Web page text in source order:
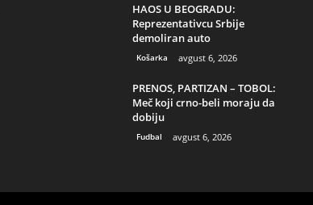
HAOS U BEOGRADU:
Reprezentativcu Srbije
demoliran auto
Košarka avgust 6, 2026
PRENOS, PARTIZAN – TOBOL:
Meč koji crno-beli moraju da
dobiju
Fudbal avgust 6, 2026